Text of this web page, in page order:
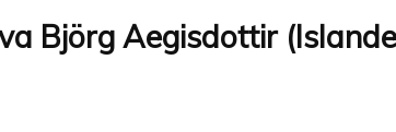
Björg Aegisdottir